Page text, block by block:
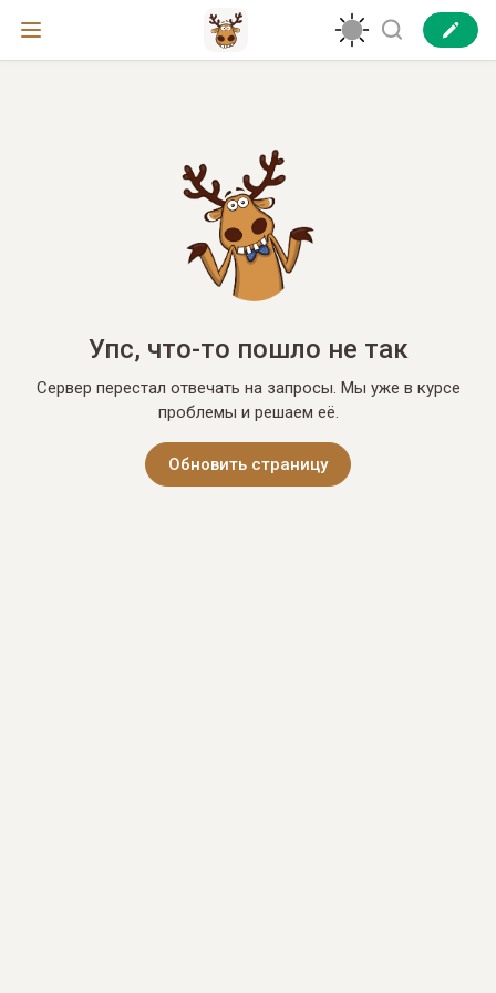
Упс, что-то пошло не так
Сервер перестал отвечать на запросы. Мы уже в курсе
проблемы и решаем её.
Обновить страницу